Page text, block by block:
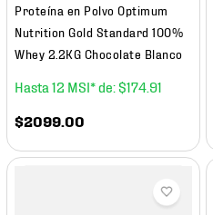
Proteína en Polvo Optimum
Nutrition Gold Standard 100%
Whey 2.2KG Chocolate Blanco
12 $174 91
$2099 .00